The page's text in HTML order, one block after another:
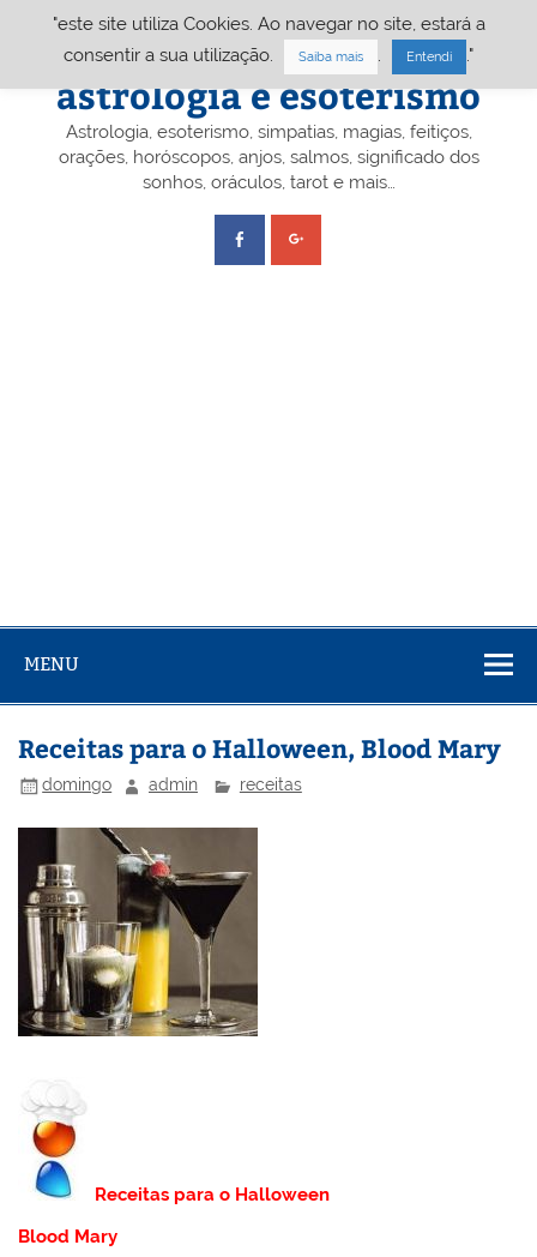
Portal A&E – Portal
astrologia e esoterismo
Astrologia, esoterismo, simpatias, magias, feitiços,
orações, horóscopos, anjos, salmos, significado dos
sonhos, oráculos, tarot e mais…
MENU
Receitas para o Halloween, Blood Mary
domingo admin receitas
Receitas para o Halloween
Blood Mary
"este site utiliza Cookies. Ao navegar no site, estará a
consentir a sua utilização.
Saiba mais Entendi ."